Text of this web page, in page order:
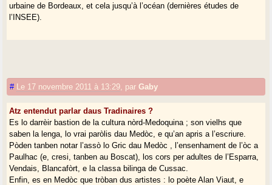
urbaine de Bordeaux, et cela jusqu’à l’océan (dernières études de
l’INSEE).
# Le 17 novembre 2011 à 13:29 parGaby
Atz entendut parlar daus Tradinaires ?
Es lo darrèir bastion de la cultura nòrd-Medoquina ; son vielhs que
saben la lenga, lo vrai paròlis dau Medòc, e qu’an apris a l’escriure.
Pòden tanben notar l’assò lo Gric dau Medòc , l’ensenhament de l’òc a
Paulhac (e, cresi, tanben au Boscat), los cors per adultes de l’Esparra,
Vendais, Blancafòrt, e la classa bilinga de Cussac.
Enfin, es en Medòc que tròban dus artistes : lo poète Alan Viaut, e